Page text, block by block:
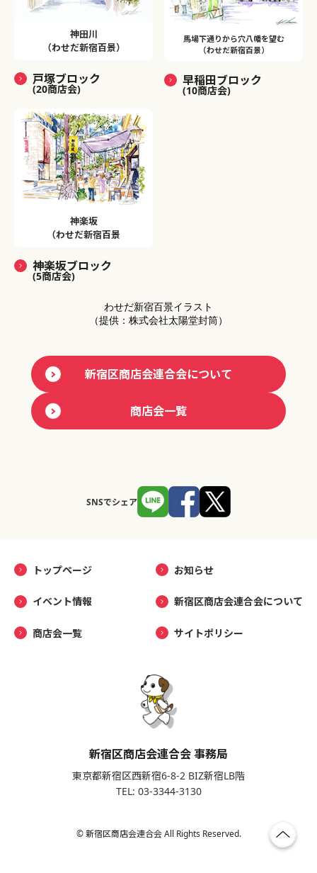
神田川
（わせだ新宿百景）
戸塚ブロック
(20商店会)
馬場下通りから穴八幡を望む
（わせだ新宿百景）
早稲田ブロック
(10商店会)
神楽坂
（わせだ新宿百景
神楽坂ブロック
(5商店会)
わせだ新宿百景イラスト
（提供：株式会社太陽堂封筒）
新宿区商店会連合会について
商店会一覧
SNSでシェア
トップページ お知らせ
イベント情報 新宿区商店会連合会について
商店会一覧 サイトポリシー
新宿区商店会連合会 事務局
東京都新宿区西新宿6-8-2 BIZ新宿LB階
TEL: 03-3344-3130
© 新宿区商店会連合会 All Rights Reserved.